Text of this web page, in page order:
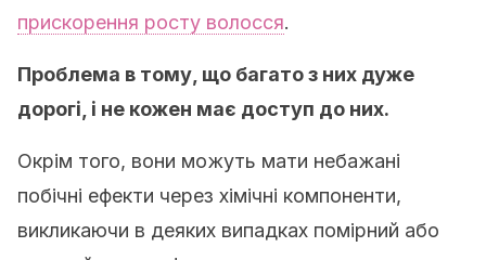
прискорення росту волосся.
Проблема в тому, що багато з них дуже
дорогі, і не кожен має доступ до них.
Окрім того, вони можуть мати небажані
побічні ефекти через хімічні компоненти,
викликаючи в деяких випадках помірний або